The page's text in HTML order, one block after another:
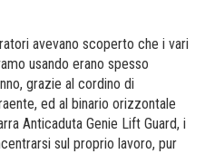
avevano scoperto che i vari
usando erano spesso
grazie al cordino di
ed al binario orizzontale
Anticaduta Genie Lift Guard, i
sul proprio lavoro, pur